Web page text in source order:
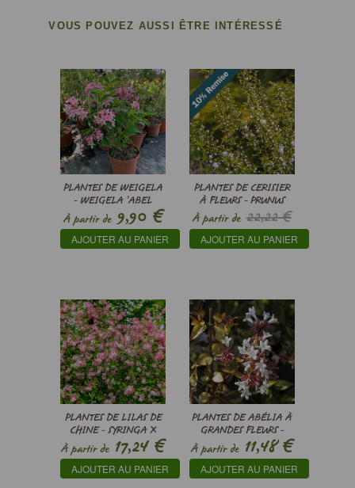
VOUS POUVEZ AUSSI ÊTRE INTÉRESSÉ
PLANTES DE WEIGELA
- WEIGELA ’ABEL
CARRIÈRE’
À partir de9,90€
AJOUTER AU PANIER
PLANTES DE CERISIER
À FLEURS - PRUNUS
GLANDULOSA ’ALBA
À partir de 22,22 €
20,00€
AJOUTER AU PANIER
PLANTES DE LILAS DE
CHINE - SYRINGA X
VELUTINA ’JOSÉE’
À partir de17,24€
AJOUTER AU PANIER
PLANTES DE ABÉLIA À
GRANDES FLEURS -
ABELIA X
GRANDIFLORA
À partir de11,48€
AJOUTER AU PANIER